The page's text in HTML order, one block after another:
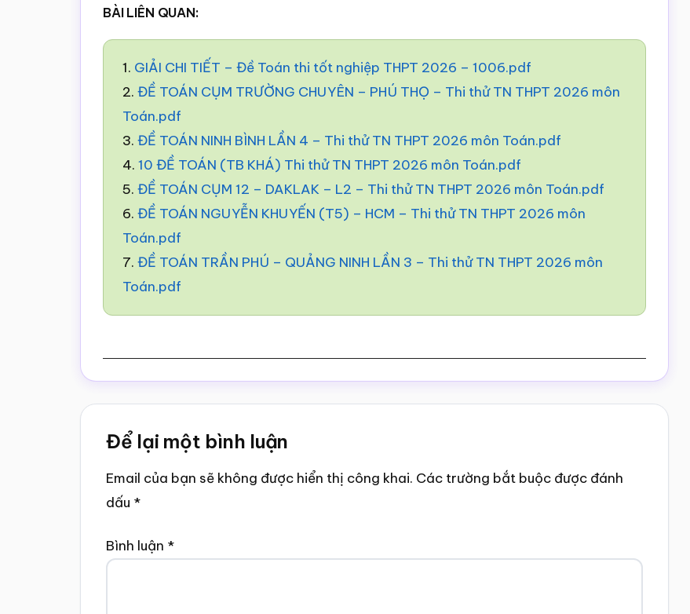
BÀI LIÊN QUAN:
1. GIẢI CHI TIẾT – Đề Toán thi tốt nghiệp THPT 2026 – 1006.pdf
2. ĐỀ TOÁN CỤM TRƯỜNG CHUYÊN – PHÚ THỌ – Thi thử TN THPT 2026 môn
Toán.pdf
3. ĐỀ TOÁN NINH BÌNH LẦN 4 – Thi thử TN THPT 2026 môn Toán.pdf
4. 10 ĐỀ TOÁN (TB KHÁ) Thi thử TN THPT 2026 môn Toán.pdf
5. ĐỀ TOÁN CỤM 12 – DAKLAK – L2 – Thi thử TN THPT 2026 môn Toán.pdf
6. ĐỀ TOÁN NGUYỄN KHUYẾN (T5) – HCM – Thi thử TN THPT 2026 môn
Toán.pdf
7. ĐỀ TOÁN TRẦN PHÚ – QUẢNG NINH LẦN 3 – Thi thử TN THPT 2026 môn
Toán.pdf
Reader
Interactions
Để lại một bình luận
Email của bạn sẽ không được hiển thị công khai. Các trường bắt buộc được đánh
dấu *
Bình luận *